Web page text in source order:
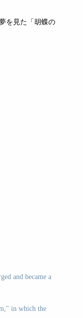
を見た「胡蝶の
and became a
in which the